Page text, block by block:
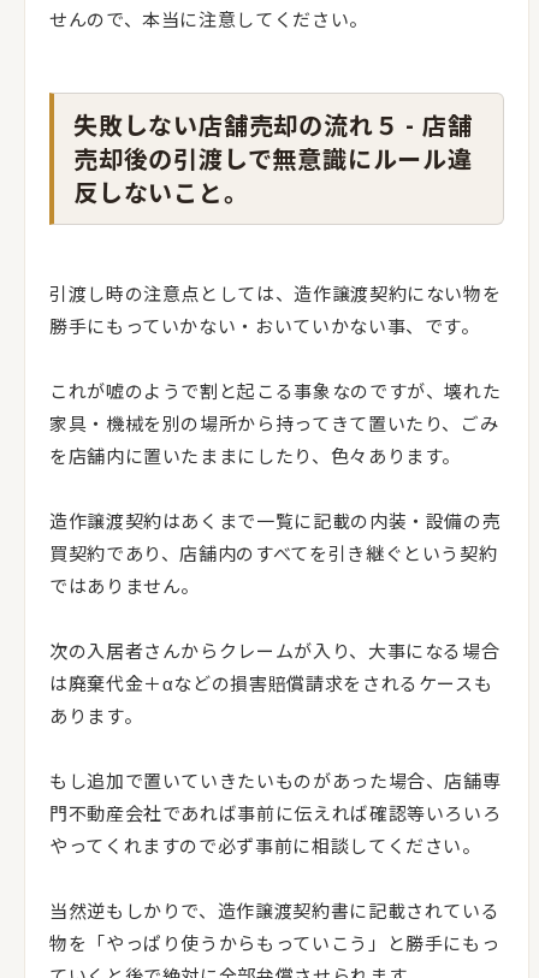
せんので、本当に注意してください。
失敗しない店舗売却の流れ５ - 店舗
売却後の引渡しで無意識にルール違
反しないこと。
引渡し時の注意点としては、造作譲渡契約にない物を
勝手にもっていかない・おいていかない事、です。
これが嘘のようで割と起こる事象なのですが、壊れた
家具・機械を別の場所から持ってきて置いたり、ごみ
を店舗内に置いたままにしたり、色々あります。
造作譲渡契約はあくまで一覧に記載の内装・設備の売
買契約であり、店舗内のすべてを引き継ぐという契約
ではありません。
次の入居者さんからクレームが入り、大事になる場合
は廃棄代金＋αなどの損害賠償請求をされるケースも
あります。
もし追加で置いていきたいものがあった場合、店舗専
門不動産会社であれば事前に伝えれば確認等いろいろ
やってくれますので必ず事前に相談してください。
当然逆もしかりで、造作譲渡契約書に記載されている
物を「やっぱり使うからもっていこう」と勝手にもっ